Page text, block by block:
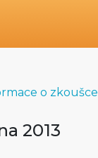
o zkoušce
2013